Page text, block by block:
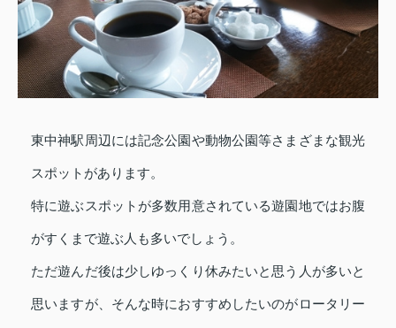
東中神駅周辺には記念公園や動物公園等さまざまな観光
スポットがあります。
特に遊ぶスポットが多数用意されている遊園地ではお腹
がすくまで遊ぶ人も多いでしょう。
ただ遊んだ後は少しゆっくり休みたいと思う人が多いと
思いますが、そんな時におすすめしたいのがロータリー